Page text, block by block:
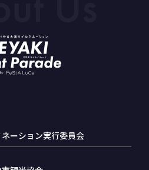
ーション実⾏委員会